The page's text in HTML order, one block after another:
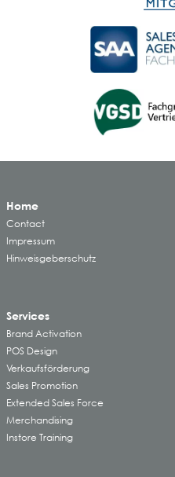
Home
Contact
Impressum
Hinweisgeberschutz
Services
Brand Activation
POS Design
Verkaufsförderung
Sales Promotion
Extended Sales Force
Merchandising
Instore Training